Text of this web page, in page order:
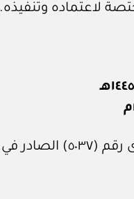
لاعتماده وتنفيذه.
٢٠٢٤م.